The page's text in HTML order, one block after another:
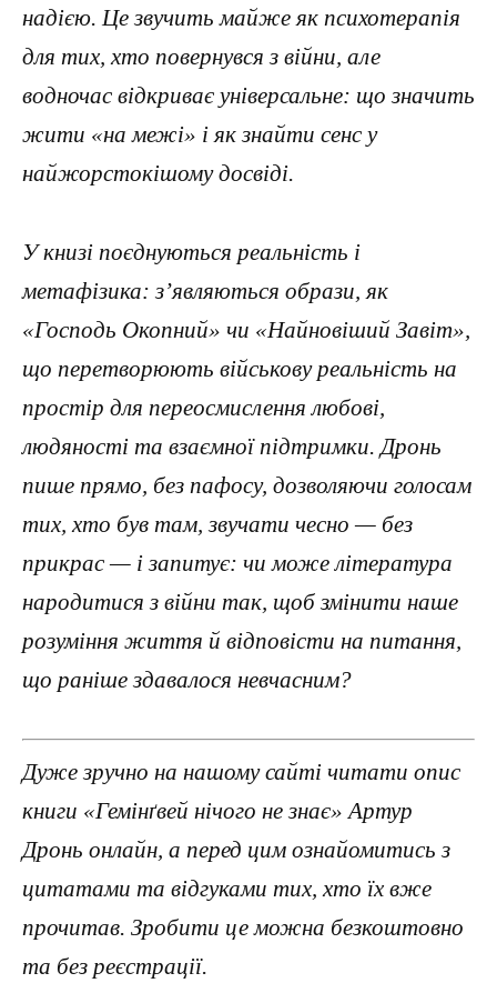
надією. Це звучить майже як психотерапія
для тих, хто повернувся з війни, але
водночас відкриває універсальне: що значить
жити «на межі» і як знайти сенс у
найжорстокішому досвіді.
У книзі поєднуються реальність і
метафізика: з’являються образи, як
«Господь Окопний» чи «Найновіший Завіт»,
що перетворюють військову реальність на
простір для переосмислення любові,
людяності та взаємної підтримки. Дронь
пише прямо, без пафосу, дозволяючи голосам
тих, хто був там, звучати чесно — без
прикрас — і запитує: чи може література
народитися з війни так, щоб змінити наше
розуміння життя й відповісти на питання,
що раніше здавалося невчасним?
Дуже зручно на нашому сайті читати опис
книги «Гемінґвей нічого не знає» Артур
Дронь онлайн, а перед цим ознайомитись з
цитатами та відгуками тих, хто їх вже
прочитав. Зробити це можна безкоштовно
та без реєстрації.